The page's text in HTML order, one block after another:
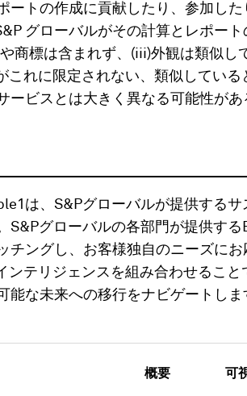
ートの作成に貢献したり、参加し
グローバルがその計算とレポー
商標は含まれず、(iii)外観は類似し
これに限定されない、類似してい
ービスとは大きく異なる可能性があ
は、S&Pグローバルが提供する
S&Pグローバルの各部門が提供す
チングし、お客様独自のニーズに
ンテリジェンスを組み合わせるこ
能な未来への移行をナビゲートしま
概要 可